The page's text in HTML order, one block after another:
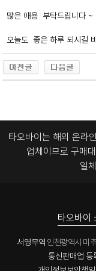
많은 애용 부탁드립니다 ~
오늘도 좋은 하루 되시길
타오바이는 해외 온라
업체이므로 구매
일
타오바이
서영무역 인천광역시 미
통신판매업 등